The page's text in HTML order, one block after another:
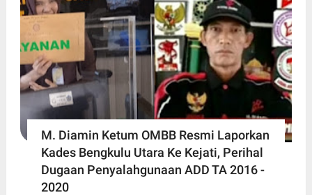
M. Diamin Ketum OMBB Resmi Laporkan
Kades Bengkulu Utara Ke Kejati, Perihal
Dugaan Penyalahgunaan ADD TA 2016 -
2020